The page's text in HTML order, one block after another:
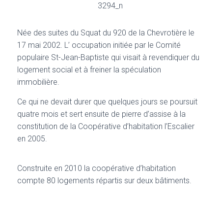
Née des suites du Squat du 920 de la Chevrotière le
17 mai 2002. L’ occupation initiée par le Comité
populaire St-Jean-Baptiste qui visait à revendiquer du
logement social et à freiner la spéculation
immobilière.
Ce qui ne devait durer que quelques jours se poursuit
quatre mois et sert ensuite de pierre d’assise à la
constitution de la Coopérative d’habitation l’Escalier
en 2005.
Construite en 2010 la coopérative d’habitation
compte 80 logements répartis sur deux bâtiments.